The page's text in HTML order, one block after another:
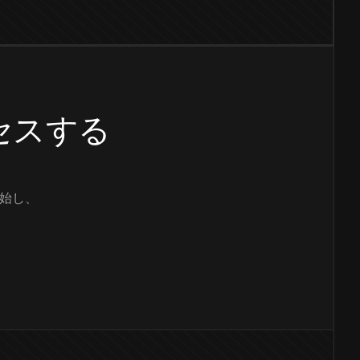
スする
し、